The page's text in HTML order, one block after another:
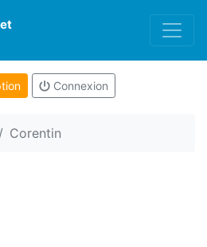
Connexion
Corentin